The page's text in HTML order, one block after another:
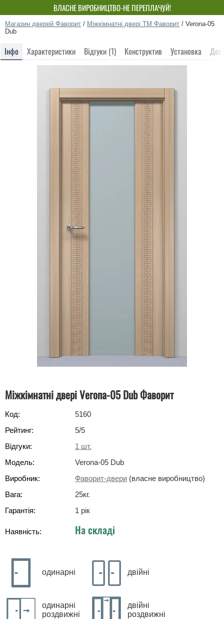
ВЛАСНЕ ВИРОБНИЦТВО-НЕ ПЕРЕПЛАЧУЙ!
Магазин дверей Фаворит / Міжкімнатні двері ТМ Фаворит / Verona-05
Dub
Інфо Характеристики Відгуки (1) Конструктив Установка
Міжкімнатні двері Verona-05 Dub Фаворит
Код:
5160
Рейтинг:
5/5
Відгуки:
1 шт.
Модель:
Verona-05 Dub
Виробник:
Фаворит-двери (власне виробництво)
Вага:
25кг.
Гарантія:
1 рік
Наявність: На складі
одинарні двійні
одинарні
роздвижні
двійні
роздвижні